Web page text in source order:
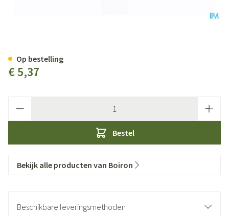
€ 5,37
Bestel
Op bestelling
Bekijk alle producten van Boiron
Beschikbare leveringsmethoden